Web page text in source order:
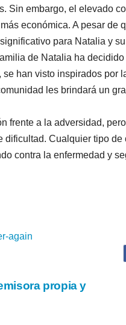
Sin embargo, el elevado
económica. A pesar de
para Natalia y
de Natalia ha
han visto inspirados por
les brindará un
frente a la adversidad,
dificultad. Cualquier tipo
contra la enfermedad y
again
propia y